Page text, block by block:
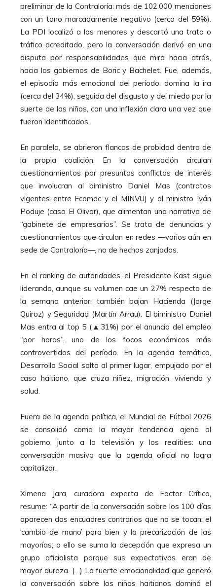
preliminar de la Contraloría: más de 102.000 menciones
con un tono marcadamente negativo (cerca del 59%).
La PDI localizó a los menores y descartó una trata o
tráfico acreditado, pero la conversación derivó en una
disputa por responsabilidades que mira hacia atrás,
hacia los gobiernos de Boric y Bachelet. Fue, además,
el episodio más emocional del período: domina la ira
(cerca del 34%), seguida del disgusto y del miedo por la
suerte de los niños, con una inflexión clara una vez que
fueron identificados.
En paralelo, se abrieron flancos de probidad dentro de
la propia coalición. En la conversación circulan
cuestionamientos por presuntos conflictos de interés
que involucran al biministro Daniel Mas (contratos
vigentes entre Ecomac y el MINVU) y al ministro Iván
Poduje (caso El Olivar), que alimentan una narrativa de
“gabinete de empresarios”. Se trata de denuncias y
cuestionamientos que circulan en redes —varios aún en
sede de Contraloría—, no de hechos zanjados.
En el ranking de autoridades, el Presidente Kast sigue
liderando, aunque su volumen cae un 27% respecto de
la semana anterior; también bajan Hacienda (Jorge
Quiroz) y Seguridad (Martín Arrau). El biministro Daniel
Mas entra al top 5 (▲31%) por el anuncio del empleo
“por horas”, uno de los focos económicos más
controvertidos del período. En la agenda temática,
Desarrollo Social salta al primer lugar, empujado por el
caso haitiano, que cruza niñez, migración, vivienda y
salud.
Fuera de la agenda política, el Mundial de Fútbol 2026
se consolidó como la mayor tendencia ajena al
gobierno, junto a la televisión y los realities: una
conversación masiva que la agenda oficial no logra
capitalizar.
Ximena Jara, curadora experta de Factor Crítico,
resume: “A partir de la conversación sobre los 100 días
aparecen dos encuadres contrarios que no se tocan: el
‘cambio de mano’ para bien y la precarización de las
mayorías; a ello se suma la decepción que expresa un
grupo oficialista porque sus expectativas eran de
mayor dureza. (…) La fuerte emocionalidad que generó
la conversación sobre los niños haitianos dominó el